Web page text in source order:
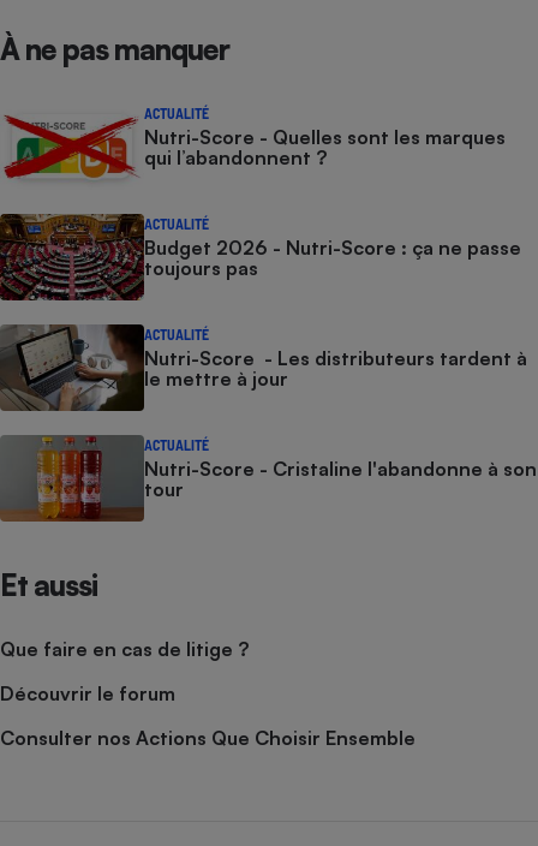
À ne pas manquer
ACTUALITÉ
Nutri-Score - Quelles sont les marques
qui l’abandonnent ?
ACTUALITÉ
Budget 2026 - Nutri-Score : ça ne passe
toujours pas
ACTUALITÉ
Nutri-Score - Les distributeurs tardent à
le mettre à jour
ACTUALITÉ
Nutri-Score - Cristaline l'abandonne à son
tour
Et aussi
Que faire en cas de litige ?
Découvrir le forum
Consulter nos Actions Que Choisir Ensemble